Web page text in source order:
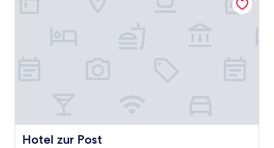
Hotel zur Post
Hotel zur Post